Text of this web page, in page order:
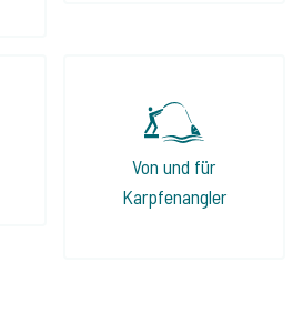
Von und für
Karpfenangler